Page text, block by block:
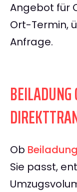
Angebot für
Ort-Termin,
Anfrage.
BEILADUNG
Ob Beiladung
Sie passt,